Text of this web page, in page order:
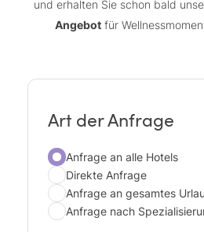
und erhalten Sie schon bald
Angebotfür
Art der Anfrage
Anfrage an alle Hotels
Direkte Anfrage
Anfrage an gesamtes
Anfrage nach